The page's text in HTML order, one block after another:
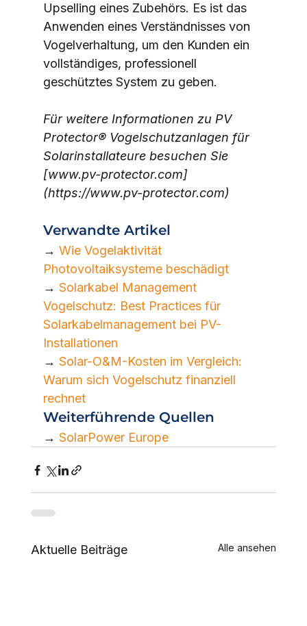
Upselling eines Zubehörs. Es ist das
Anwenden eines Verständnisses von
Vogelverhaltung, um den Kunden ein
vollständiges, professionell
geschütztes System zu geben.
Für weitere Informationen zu PV
Protector® Vogelschutzanlagen für
Solarinstallateure besuchen Sie
[www.pv-protector.com]
(https://www.pv-protector.com)
Verwandte Artikel
→ Wie Vogelaktivität
Photovoltaiksysteme beschädigt
→ Solarkabel Management
Vogelschutz: Best Practices für
Solarkabelmanagement bei PV-
Installationen
→ Solar-O&M-Kosten im Vergleich:
Warum sich Vogelschutz finanziell
rechnet
Weiterführende Quellen
→ SolarPower Europe
Aktuelle Beiträge Alle ansehen